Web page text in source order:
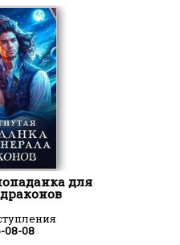
для
08-08